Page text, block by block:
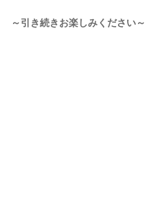
～引き続きお楽しみください～